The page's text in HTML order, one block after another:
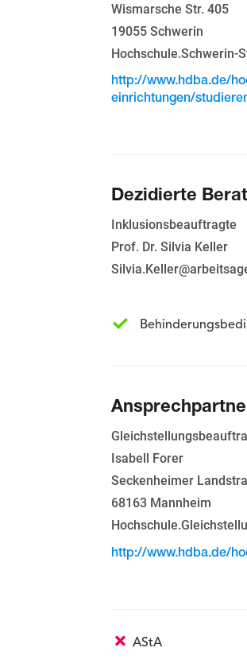
Wismarsche Str. 405
19055 Schwerin
Hochschule.Schwerin-
http://www.hdba.de/
einrichtungen/
Dezidierte
Inklusionsbeauftragte
Prof. Dr. Silvia Keller
Isabell Forer
Seckenheimer
68163 Mannheim
http://www.hdba.de/
AStA